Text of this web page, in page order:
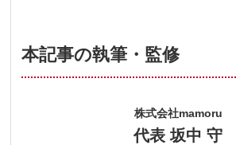
本記事の執筆・監修
株式会社mamoru
代表 坂中 守